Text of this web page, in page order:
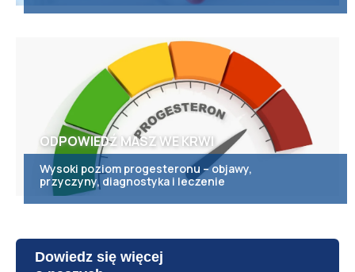
ODPOWIEDŹ MASZ WE KRWI
Wysoki poziom progesteronu – objawy,
przyczyny, diagnostyka i leczenie
Dowiedz się więcej